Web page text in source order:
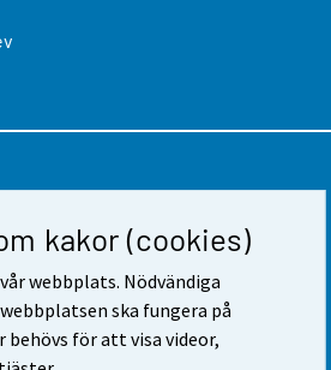
kakor (cookies)
webbplats. Nödvändiga
ska fungera på
för att visa videor,